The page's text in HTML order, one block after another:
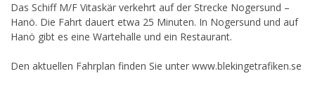
Das Schiff M/F Vitaskär verkehrt auf der Strecke Nogersund –
Hanö. Die Fahrt dauert etwa 25 Minuten. In Nogersund und auf
Hanö gibt es eine Wartehalle und ein Restaurant.
Den aktuellen Fahrplan finden Sie unter www.blekingetrafiken.se